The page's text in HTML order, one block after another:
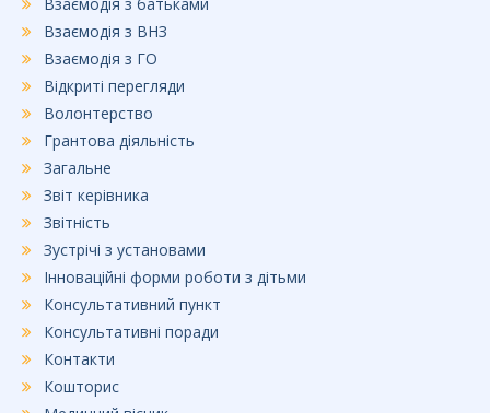
k
Взаємодія з ВНЗ
Взаємодія з ГО
Відкриті перегляди
Волонтерство
Грантова діяльність
Загальне
Звіт керівника
Звітність
Зустрічі з установами
Інноваційні форми роботи з дітьми
Консультативний пункт
Консультативні поради
Контакти
Кошторис